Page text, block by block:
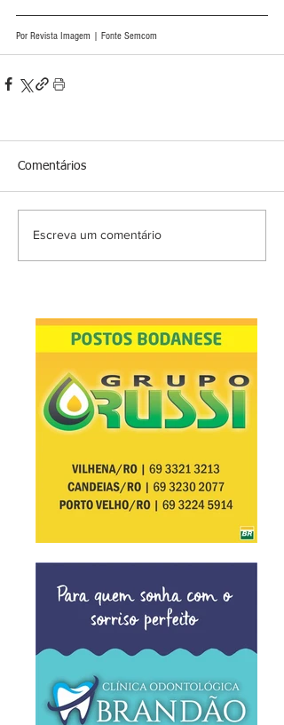
Por Revista Imagem | Fonte Semcom
Comentários
Escreva um comentário